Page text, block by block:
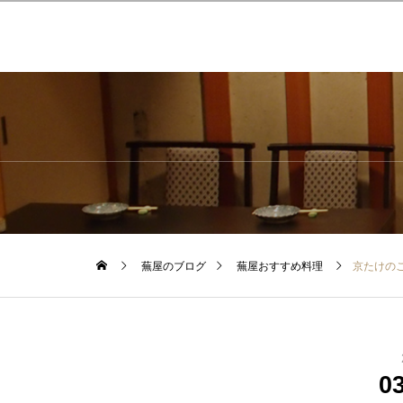
蕪屋のブログ 蕪屋おすすめ料理 京たけの